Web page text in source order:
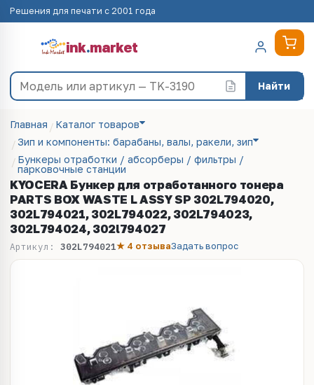
Решения для печати с 2001 года
ink.market
Найти
Главная
Каталог товаров
Зип и компоненты: барабаны, валы, ракели, зип
Бункеры отработки / абсорберы / фильтры /
парковочные станции
KYOCERA Бункер для отработанного тонера
PARTS BOX WASTE L ASSY SP 302L794020,
302L794021, 302L794022, 302L794023,
302L794024, 302l794027
Артикул: 302L794021★ 4 отзываЗадать вопрос